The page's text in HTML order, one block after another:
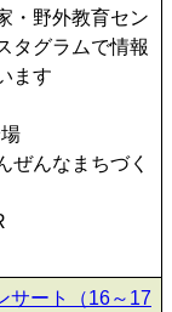
・野外教育セン
タグラムで情報
ます
ぜんなまちづく
サート（16～17